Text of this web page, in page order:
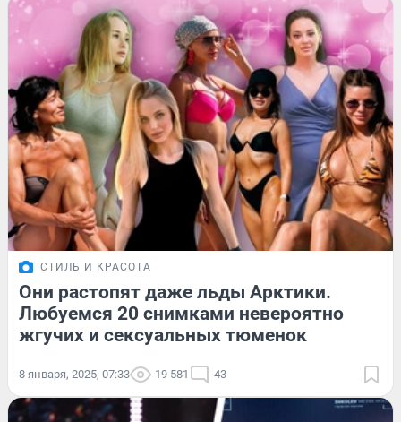
СТИЛЬ И КРАСОТА
Они растопят даже льды Арктики.
Любуемся 20 снимками невероятно
жгучих и сексуальных тюменок
8 января, 2025, 07:33 19 581 43